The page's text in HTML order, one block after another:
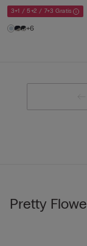
3+1 / 5+2 / 7+3 Gratis
+6
Pretty